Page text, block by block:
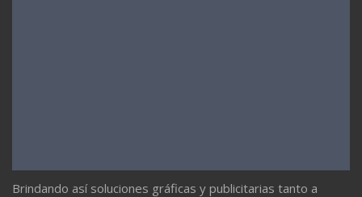
Brindando así soluciones gráficas y publicitarias tanto a